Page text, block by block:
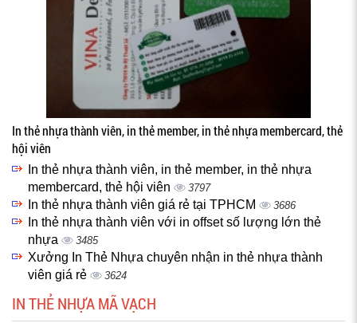
In thẻ nhựa thành viên, in thẻ member, in thẻ nhựa membercard, thẻ
hội viên
In thẻ nhựa thành viên, in thẻ member, in thẻ nhựa
membercard, thẻ hội viên
3797
In thẻ nhựa thành viên giá rẻ tại TPHCM 3686
In thẻ nhựa thành viên với in offset số lượng lớn thẻ
nhựa
3485
Xưởng In Thẻ Nhựa chuyên nhận in thẻ nhựa thành
viên giá rẻ
3624
IN THẺ NHỰA MÃ VẠCH